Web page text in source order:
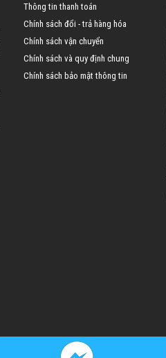
Thông tin thanh toán
Chính sách đổi - trả hàng hóa
Chính sách vận chuyển
Chính sách và quy định chung
Chính sách bảo mật thông tin